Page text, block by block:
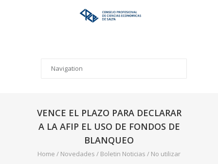
VENCE EL PLAZO PARA DECLARAR
A LA AFIP EL USO DE FONDOS DE
BLANQUEO
Home / Novedades / Boletin Noticias / No utilizar